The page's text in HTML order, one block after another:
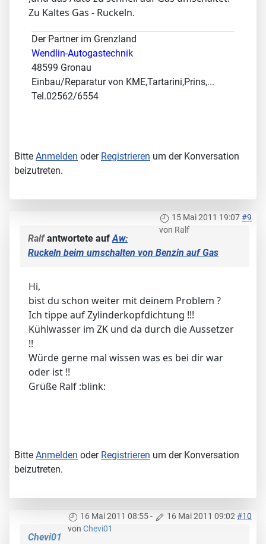
Zu Kaltes Gas - Ruckeln.
Der Partner im Grenzland
Wendlin-Autogastechnik
48599 Gronau
Einbau/Reparatur von KME,Tartarini,Prins,...
Tel.02562/6554
Bitte Anmelden oder Registrieren um der Konversation
beizutreten.
15 Mai 2011 19:07#9
von Ralf
Ralfantwortete aufAw:
Ruckeln beim umschalten von Benzin auf Gas
Hi,
bist du schon weiter mit deinem Problem ?
Ich tippe auf Zylinderkopfdichtung !!!
Kühlwasser im ZK und da durch die Aussetzer
!!
Würde gerne mal wissen was es bei dir war
oder ist !!
Grüße Ralf :blink:
Bitte Anmelden oder Registrieren um der Konversation
beizutreten.
16 Mai 2011 08:55- 16 Mai 2011 09:02#10
von Chevi01
Chevi01